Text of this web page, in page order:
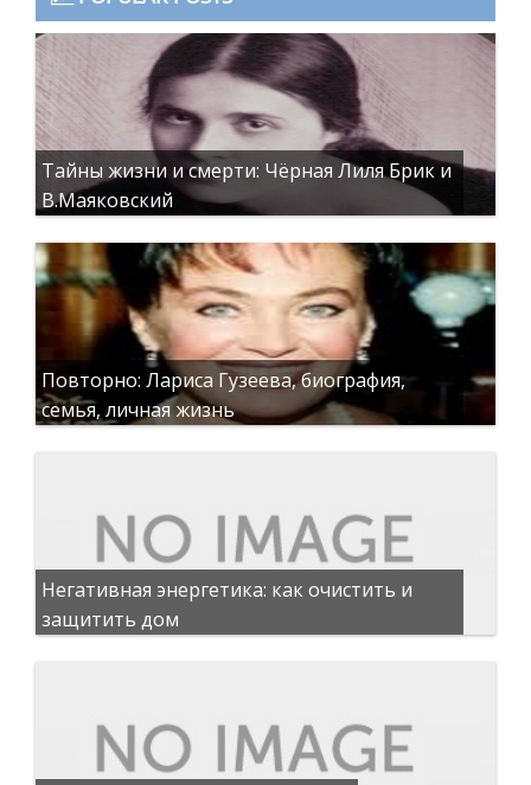
Тайны жизни и смерти: Чёрная Лиля Брик и
В.Маяковский
Повторно: Лариса Гузеева, биография,
семья, личная жизнь
Негативная энергетика: как очистить и
защитить дом